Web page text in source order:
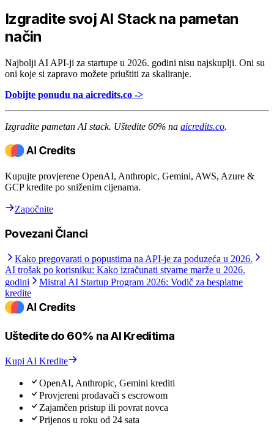
Izgradite svoj AI Stack na pametan
način
Najbolji AI API-ji za startupe u 2026. godini nisu najskuplji. Oni su
oni koje si zapravo možete priuštiti za skaliranje.
Dobijte ponudu na aicredits.co ->
Izgradite pametan AI stack. Uštedite 60% na aicredits.co.
Kupujte provjerene OpenAI, Anthropic, Gemini, AWS, Azure &
GCP kredite po sniženim cijenama.
Započnite
Povezani Članci
Kako pregovarati o popustima na API-je za poduzeća u 2026.
AI trošak po korisniku: Kako izračunati stvarne marže u 2026.
godini
Mistral AI Startup Program 2026: Vodič za besplatne
kredite
Uštedite do 60% na AI Kreditima
Kupi AI Kredite
OpenAI, Anthropic, Gemini krediti
Provjereni prodavači s escrowom
Zajamčen pristup ili povrat novca
Prijenos u roku od 24 sata